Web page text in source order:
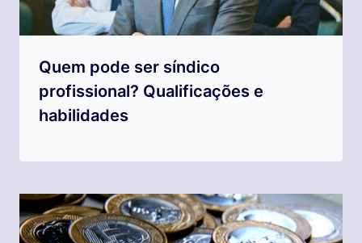
Quem pode ser síndico
profissional? Qualificações e
habilidades